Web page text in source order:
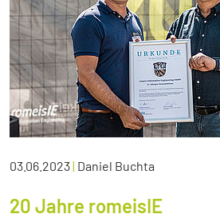
03.06.2023| Daniel Buchta
20 Jahre romeisIE